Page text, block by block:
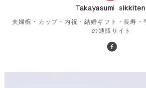
夫婦椀・カップ・内祝・結婚ギフト・長寿・
の通販サイト